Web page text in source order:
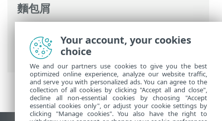
麵包屑
開始使用
>ESET PROTECT Web Console>
標籤
Your account, your cookies
choice
We and our partners use cookies to give you the best
optimized online experience, analyze our website traffic,
and serve you with personalized ads. You can agree to the
collection of all cookies by clicking "Accept all and close",
decline all non-essential cookies by choosing "Accept
essential cookies only", or adjust your cookie settings by
clicking "Manage cookies". You also have the right to